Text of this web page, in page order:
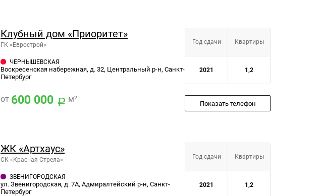
Клубный дом «Приоритет»
ГК «Еврострой»
ЧЕРНЫШЕВСКАЯ
Воскресенская набережная, д. 32, Центральный р-н, Санкт-
Петербург
от 600 000 м²
Год сдачи Квартиры
2021 1,2
Показать телефон
ЖК «Артхаус»
СК «Красная Стрела»
ЗВЕНИГОРОДСКАЯ
ул. Звенигородская, д. 7А, Адмиралтейский р-н, Санкт-
Петербург
Год сдачи Квартиры
2021 1,2